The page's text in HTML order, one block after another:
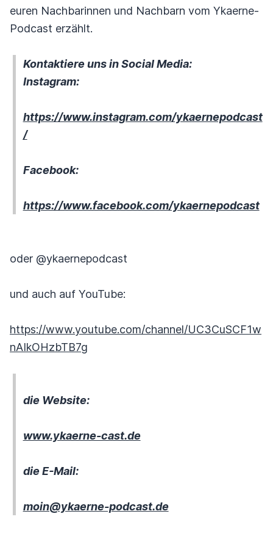
euren Nachbarinnen und Nachbarn vom Ykaerne-
Podcast erzählt.
Kontaktiere uns in Social Media:
Instagram:
https://www.instagram.com/ykaernepodcast
/
Facebook:
https://www.facebook.com/ykaernepodcast
oder @ykaernepodcast
und auch auf YouTube:
https://www.youtube.com/channel/UC3CuSCF1w
nAIkOHzbTB7g
die Website:
www.ykaerne-cast.de
die E-Mail:
moin@ykaerne-podcast.de